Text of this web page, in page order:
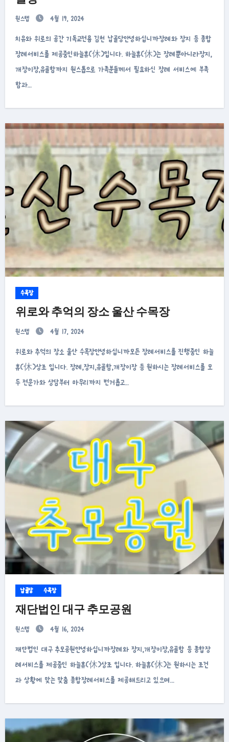
원스텝 4월 19, 2024
치유와 위로의 공간 기독교전용 김천 납골당안녕하십니까장례와 장지 등 종합
장례서비스를 제공중인하늘휴(休)입니다. 하늘휴(休)는 장례뿐아니라장지,
개장이장,유골함까지 원스톱으로 가족분들께서 필요하신 장례 서비스에 부족
함과…
수목장
위로와 추억의 장소 울산 수목장
원스텝 4월 17, 2024
위로와 추억의 장소 울산 수목장안녕하십니까모든 장례서비스를 진행중인 하늘
휴(休)상조 입니다. 장례,장지,유골함,개장이장 등 원하시는 장례서비스를 모
두 전문가와 상담부터 마무리까지 번거롭고…
납골당 수목장
재단법인 대구 추모공원
원스텝 4월 16, 2024
재단법인 대구 추모공원안녕하십니까장례와 장지,개장이장,유골함 등 종합장
례서비스를 제공중인 하늘휴(休)상조 입니다. 하늘휴(休)는 원하시는 조건
과 상황에 맞는 맞춤 종합장례서비스를 제공해드리고 있으며…